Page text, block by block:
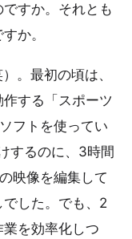
すか。それとも
か。
。最初の頃は、
する「スポーツ
フトを使ってい
するのに、3時間
映像を編集して
した。でも、2
を効率化しつ